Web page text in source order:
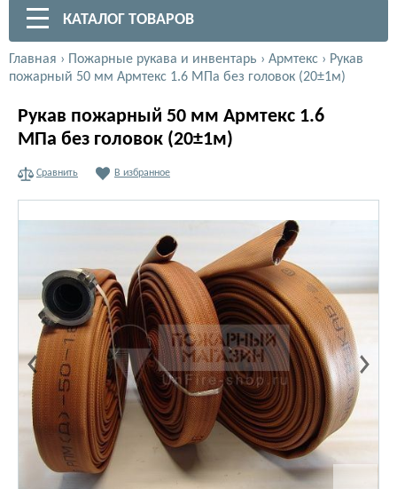
КАТАЛОГ ТОВАРОВ
Главная › Пожарные рукава и инвентарь › Армтекс › Рукав
пожарный 50 мм Армтекс 1.6 МПа без головок (20±1м)
Рукав пожарный 50 мм Армтекс 1.6
МПа без головок (20±1м)
Сравнить В избранное